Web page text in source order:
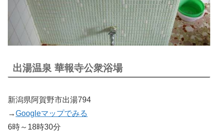
出湯温泉 華報寺公衆浴場
新潟県阿賀野市出湯794
→Googleマップでみる
6時～18時30分